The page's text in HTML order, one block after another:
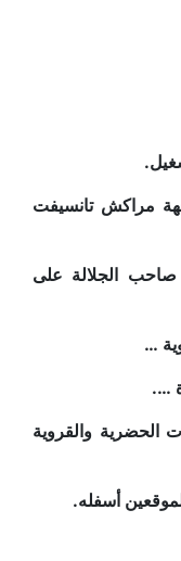
مراكش تانسيفت
الجلالة على
…
….
الحضرية والقروية
أسفله.